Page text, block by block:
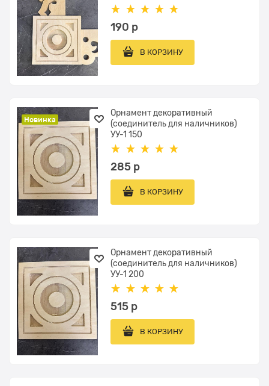
190 р
В КОРЗИНУ
Новинка
Орнамент декоративный
(соединитель для наличников)
УУ-1 150
285 р
В КОРЗИНУ
Орнамент декоративный
(соединитель для наличников)
УУ-1 200
515 р
В КОРЗИНУ